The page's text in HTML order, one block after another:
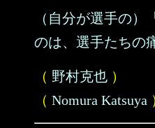
（自分が選手の）
のは、選手たちの
（ 野村克也 ）
（ Nomura Katsuya